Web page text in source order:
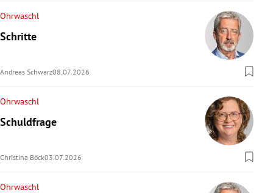
Ohrwaschl
Schritte
Andreas Schwarz08.07.2026
Ohrwaschl
Schuldfrage
Christina Böck03.07.2026
Ohrwaschl